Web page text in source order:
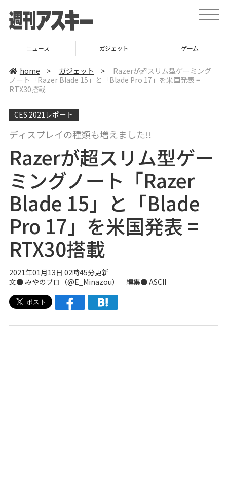
t
o
a
v
ニュース ガジェット ゲーム
home > ガジェット >
Razerが超スリム型ゲーミング
ノート「Razer Blade 15」と「Blade Pro 17」を米国発表 =
RTX30搭載
CES 2021レポート
ディスプレイの種類も増えました!!
Razerが超スリム型ゲー
ミングノート「Razer
Blade 15」と「Blade
Pro 17」を米国発表 =
RTX30搭載
2021年01月13日 02時45分更新
文● みやのプロ（@E_Minazou） 編集● ASCII